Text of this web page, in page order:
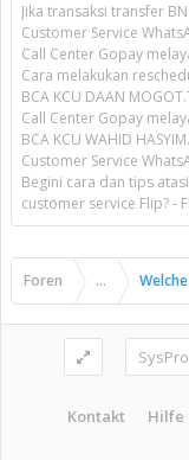
Jika transaksi transfer
Customer Service
Call Center Gopay
Cara melakukan
BCA KCU DAAN
Call Center Gopay
BCA KCU WAHID
Customer Service
Begini cara dan tips
customer service Flip? -
Foren ...
Kontakt Hilfe